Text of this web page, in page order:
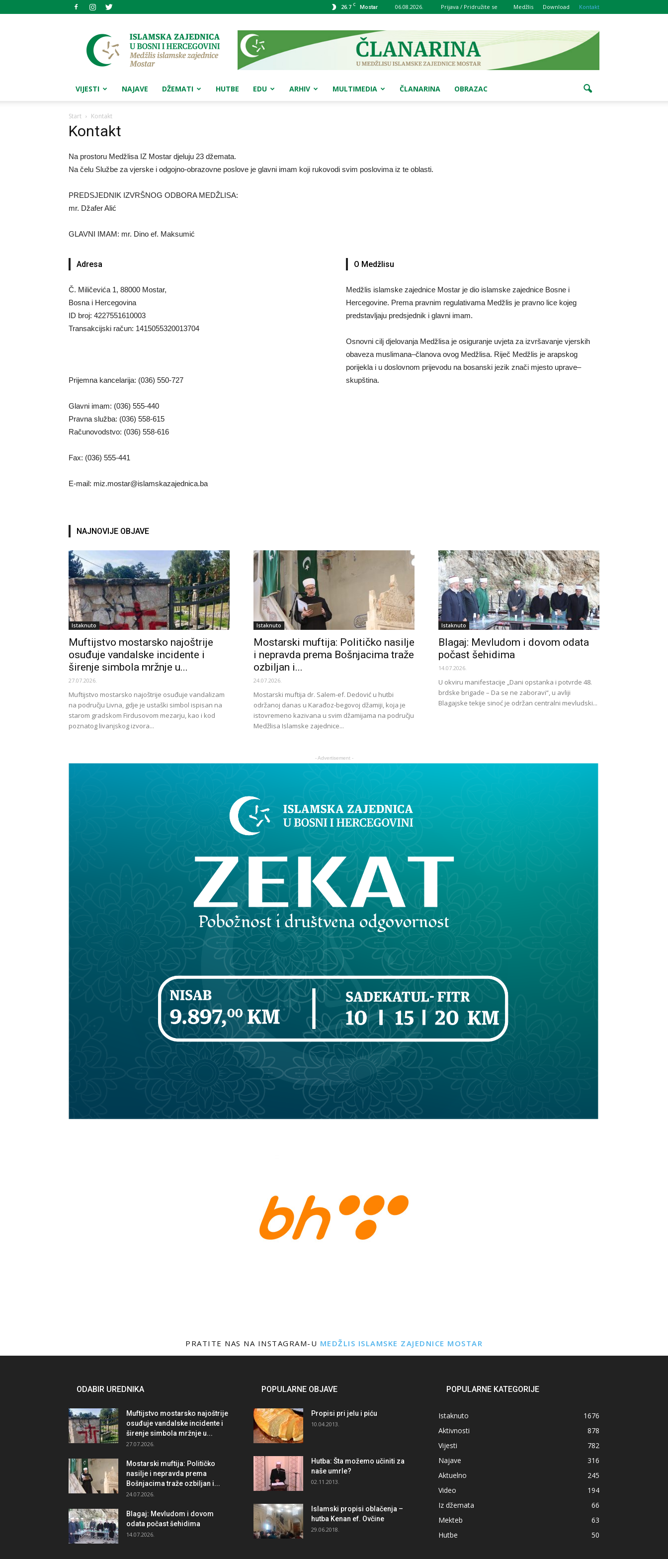
26.7 C Mostar 06.08.2026. Prijava / Pridružite se Medžlis Download Kontakt
Medžlis
islamske
zajednice
Mostar
VIJESTI NAJAVE DŽEMATI HUTBE EDU ARHIV MULTIMEDIA ČLANARINA OBRAZAC
Start Kontakt
Kontakt
Na prostoru Medžlisa IZ Mostar djeluju 23 džemata.
Na čelu Službe za vjerske i odgojno-obrazovne poslove je glavni imam koji rukovodi svim poslovima iz te oblasti.
PREDSJEDNIK IZVRŠNOG ODBORA MEDŽLISA:
mr. Džafer Alić
GLAVNI IMAM: mr. Dino ef. Maksumić
Adresa
Č. Miličevića 1, 88000 Mostar,
Bosna i Hercegovina
ID broj: 4227551610003
Transakcijski račun: 1415055320013704
Prijemna kancelarija: (036) 550-727
Glavni imam: (036) 555-440
Pravna služba: (036) 558-615
Računovodstvo: (036) 558-616
Fax: (036) 555-441
E-mail: miz.mostar@islamskazajednica.ba
O Medžlisu
Medžlis islamske zajednice Mostar je dio islamske zajednice Bosne i
Hercegovine. Prema pravnim regulativama Medžlis je pravno lice kojeg
predstavljaju predsjednik i glavni imam.
Osnovni cilj djelovanja Medžlisa je osiguranje uvjeta za izvršavanje vjerskih
obaveza muslimana–članova ovog Medžlisa. Riječ Medžlis je arapskog
porijekla i u doslovnom prijevodu na bosanski jezik znači mjesto uprave–
skupština.
NAJNOVIJE OBJAVE
Istaknuto
Muftijstvo mostarsko najoštrije
osuđuje vandalske incidente i
širenje simbola mržnje u...
27.07.2026.
Muftijstvo mostarsko najoštrije osuđuje vandalizam
na području Livna, gdje je ustaški simbol ispisan na
starom gradskom Firdusovom mezarju, kao i kod
poznatog livanjskog izvora...
Istaknuto
Mostarski muftija: Političko nasilje
i nepravda prema Bošnjacima traže
ozbiljan i...
24.07.2026.
Mostarski muftija dr. Salem-ef. Dedović u hutbi
održanoj danas u Karađoz-begovoj džamiji, koja je
istovremeno kazivana u svim džamijama na području
Medžlisa Islamske zajednice...
Istaknuto
Blagaj: Mevludom i dovom odata
počast šehidima
14.07.2026.
U okviru manifestacije „Dani opstanka i potvrde 48.
brdske brigade – Da se ne zaboravi“, u avliji
Blagajske tekije sinoć je održan centralni mevludski...
- Advertisement -
PRATITE NAS NA INSTAGRAM-U MEDŽLIS ISLAMSKE ZAJEDNICE MOSTAR
ODABIR UREDNIKA
Muftijstvo mostarsko najoštrije
osuđuje vandalske incidente i
širenje simbola mržnje u...
27.07.2026.
Mostarski muftija: Političko
nasilje i nepravda prema
Bošnjacima traže ozbiljan i...
24.07.2026.
Blagaj: Mevludom i dovom
odata počast šehidima
14.07.2026.
POPULARNE OBJAVE
Propisi pri jelu i piću
10.04.2013.
Hutba: Šta možemo učiniti za
naše umrle?
02.11.2013.
Islamski propisi oblačenja –
hutba Kenan ef. Ovčine
29.06.2018.
POPULARNE KATEGORIJE
Istaknuto
1676
Aktivnosti
878
Vijesti
782
Najave
316
Aktuelno
245
Video
194
Iz džemata
66
Mekteb
63
Hutbe
50